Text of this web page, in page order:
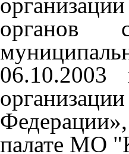
органов
палате МО